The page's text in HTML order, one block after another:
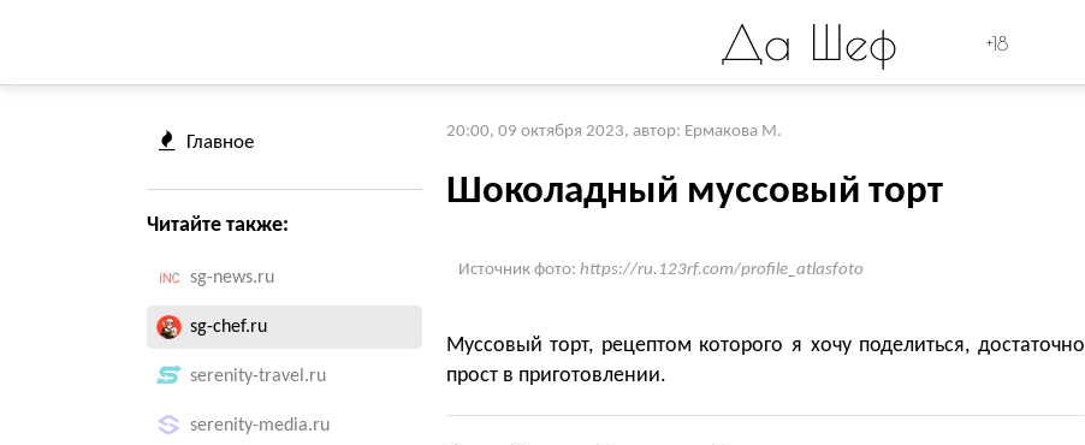
Да Шеф +18
Главное
Читайте также:
sg-news.ru
sg-chef.ru
serenity-travel.ru
serenity-media.ru
20:00, 09 октября 2023, автор: Ермакова М.
Шоколадный муссовый торт
Источник фото: https://ru.123rf.com/profile_atlasfoto
Муссовый торт, рецептом которого я хочу поделиться, достаточно
прост в приготовлении.